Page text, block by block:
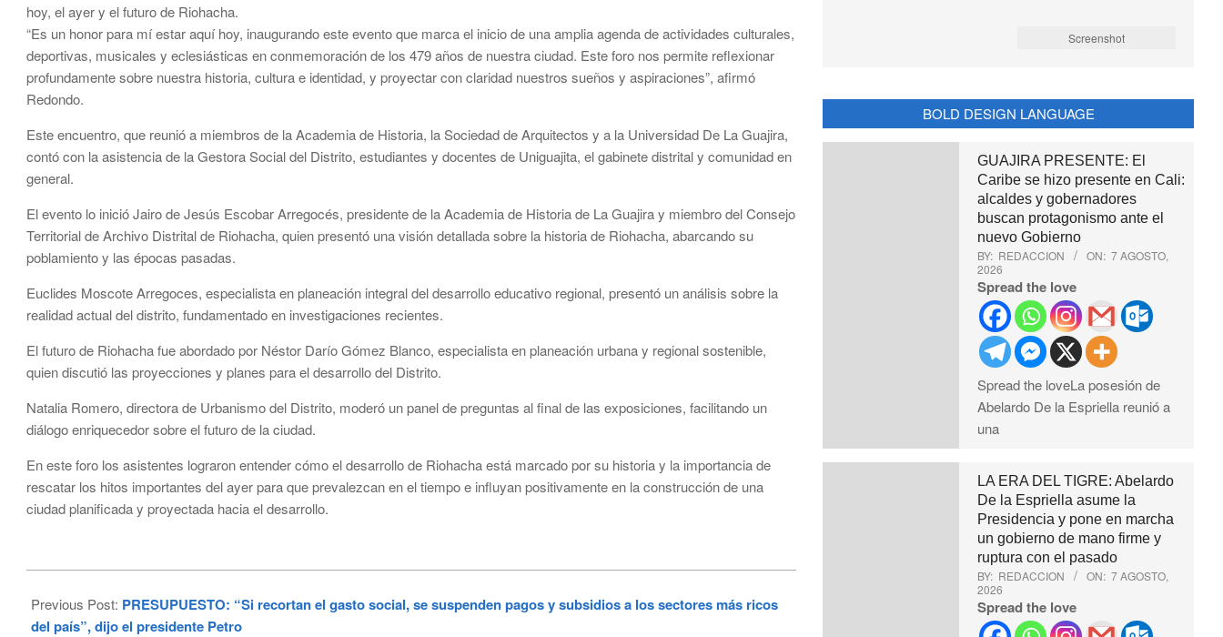
hoy, el ayer y el futuro de Riohacha.
“Es un honor para mí estar aquí hoy, inaugurando este evento que marca el inicio de una amplia agenda de actividades culturales,
deportivas, musicales y eclesiásticas en conmemoración de los 479 años de nuestra ciudad. Este foro nos permite reflexionar
profundamente sobre nuestra historia, cultura e identidad, y proyectar con claridad nuestros sueños y aspiraciones”, afirmó
Redondo.
Este encuentro, que reunió a miembros de la Academia de Historia, la Sociedad de Arquitectos y a la Universidad De La Guajira,
contó con la asistencia de la Gestora Social del Distrito, estudiantes y docentes de Uniguajita, el gabinete distrital y comunidad en
general.
El evento lo inició Jairo de Jesús Escobar Arregocés, presidente de la Academia de Historia de La Guajira y miembro del Consejo
Territorial de Archivo Distrital de Riohacha, quien presentó una visión detallada sobre la historia de Riohacha, abarcando su
poblamiento y las épocas pasadas.
Euclides Moscote Arregoces, especialista en planeación integral del desarrollo educativo regional, presentó un análisis sobre la
realidad actual del distrito, fundamentado en investigaciones recientes.
El futuro de Riohacha fue abordado por Néstor Darío Gómez Blanco, especialista en planeación urbana y regional sostenible,
quien discutió las proyecciones y planes para el desarrollo del Distrito.
Natalia Romero, directora de Urbanismo del Distrito, moderó un panel de preguntas al final de las exposiciones, facilitando un
diálogo enriquecedor sobre el futuro de la ciudad.
En este foro los asistentes lograron entender cómo el desarrollo de Riohacha está marcado por su historia y la importancia de
rescatar los hitos importantes del ayer para que prevalezcan en el tiempo e influyan positivamente en la construcción de una
ciudad planificada y proyectada hacia el desarrollo.
09-
12
Previous Post: PRESUPUESTO: “Si recortan el gasto social, se suspenden pagos y subsidios a los sectores más ricos
del país”, dijo el presidente Petro
Screenshot
BOLD DESIGN LANGUAGE
GUAJIRA PRESENTE: El
Caribe se hizo presente en Cali:
alcaldes y gobernadores
buscan protagonismo ante el
nuevo Gobierno
BY: REDACCION ON: 7 AGOSTO,
2026
Spread the love
Spread the loveLa posesión de
Abelardo De la Espriella reunió a
una
LA ERA DEL TIGRE: Abelardo
De la Espriella asume la
Presidencia y pone en marcha
un gobierno de mano firme y
ruptura con el pasado
BY: REDACCION ON: 7 AGOSTO,
2026
Spread the love